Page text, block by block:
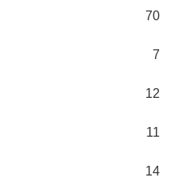
70
7
12
11
14